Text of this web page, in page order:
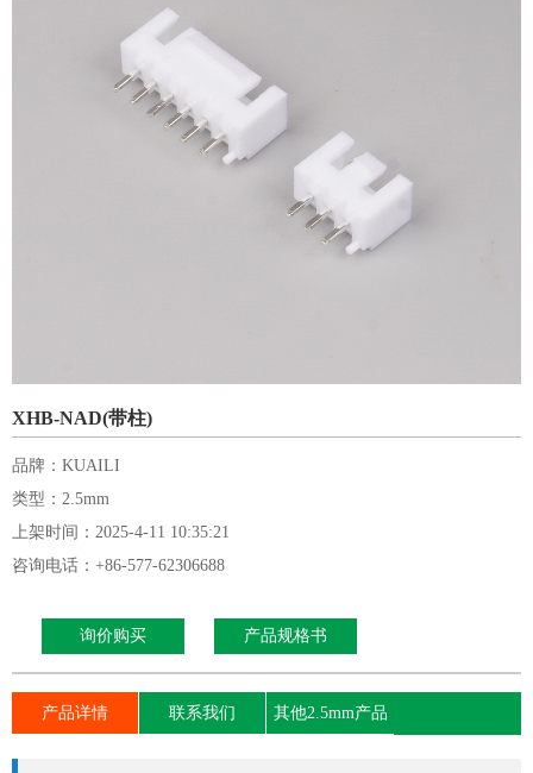
XHB-NAD(带柱)
品牌：KUAILI
类型：2.5mm
上架时间：2025-4-11 10:35:21
咨询电话：+86-577-62306688
询价购买 产品规格书
产品详情 联系我们 其他2.5mm产品